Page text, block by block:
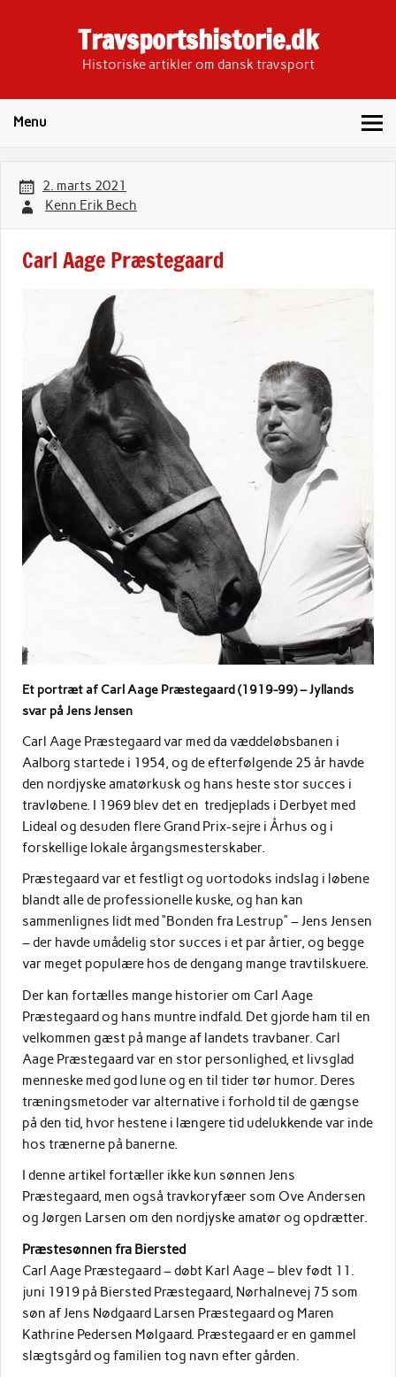
Travsportshistorie.dk
Historiske artikler om dansk travsport
Menu
2. marts 2021
Kenn Erik Bech
Carl Aage Præstegaard
Et portræt af Carl Aage Præstegaard (1919-99) – Jyllands
svar på Jens Jensen
Carl Aage Præstegaard var med da væddeløbsbanen i
Aalborg startede i 1954, og de efterfølgende 25 år havde
den nordjyske amatørkusk og hans heste stor succes i
travløbene. I 1969 blev det en tredjeplads i Derbyet med
Lideal og desuden flere Grand Prix-sejre i Århus og i
forskellige lokale årgangsmesterskaber.
Præstegaard var et festligt og uortodoks indslag i løbene
blandt alle de professionelle kuske, og han kan
sammenlignes lidt med “Bonden fra Lestrup” – Jens Jensen
– der havde umådelig stor succes i et par årtier, og begge
var meget populære hos de dengang mange travtilskuere.
Der kan fortælles mange historier om Carl Aage
Præstegaard og hans muntre indfald. Det gjorde ham til en
velkommen gæst på mange af landets travbaner. Carl
Aage Præstegaard var en stor personlighed, et livsglad
menneske med god lune og en til tider tør humor. Deres
træningsmetoder var alternative i forhold til de gængse
på den tid, hvor hestene i længere tid udelukkende var inde
hos trænerne på banerne.
I denne artikel fortæller ikke kun sønnen Jens
Præstegaard, men også travkoryfæer som Ove Andersen
og Jørgen Larsen om den nordjyske amatør og opdrætter.
Præstesønnen fra Biersted
Carl Aage Præstegaard – døbt Karl Aage – blev født 11.
juni 1919 på Biersted Præstegaard, Nørhalnevej 75 som
søn af Jens Nødgaard Larsen Præstegaard og Maren
Kathrine Pedersen Mølgaard. Præstegaard er en gammel
slægtsgård og familien tog navn efter gården.